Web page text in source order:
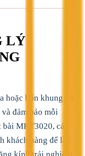
LÝ
hoặc bốn khung đã
đảm bảo mỗi
MKT3020, các
hàng để lần